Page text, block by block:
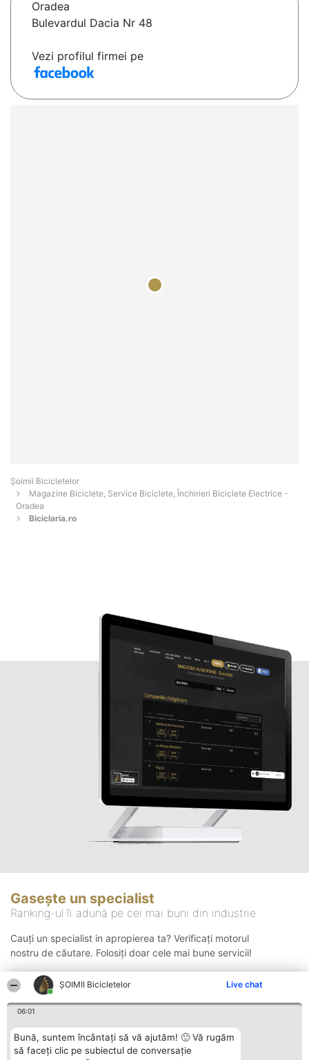
ȘOIMII Bicicletelor Live chat
06:01
Bună, suntem încântați să vă ajutăm! 🙂 Vă rugăm
să faceți clic pe subiectul de conversație
Oradea
Bulevardul Dacia Nr 48
Vezi profilul firmei pe
Șoimii Bicicletelor
Magazine Biciclete, Service Biciclete, Închirieri Biciclete Electrice -
Oradea
Biciclaria.ro
Gasește un specialist
Ranking-ul îi adună pe cei mai buni din industrie
Cauți un specialist in apropierea ta? Verificați motorul
nostru de căutare. Folosiți doar cele mai bune servicii!